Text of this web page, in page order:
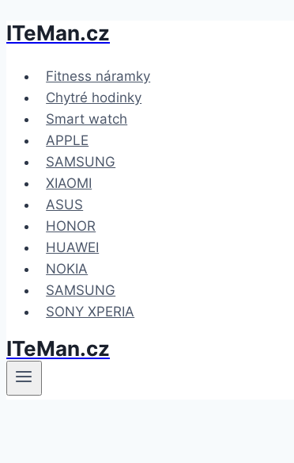
Přeskočit
obsah
ITeMan.cz
Fitness náramky
Chytré hodinky
Smart watch
APPLE
SAMSUNG
XIAOMI
ASUS
HONOR
HUAWEI
NOKIA
SAMSUNG
SONY XPERIA
ITeMan.cz